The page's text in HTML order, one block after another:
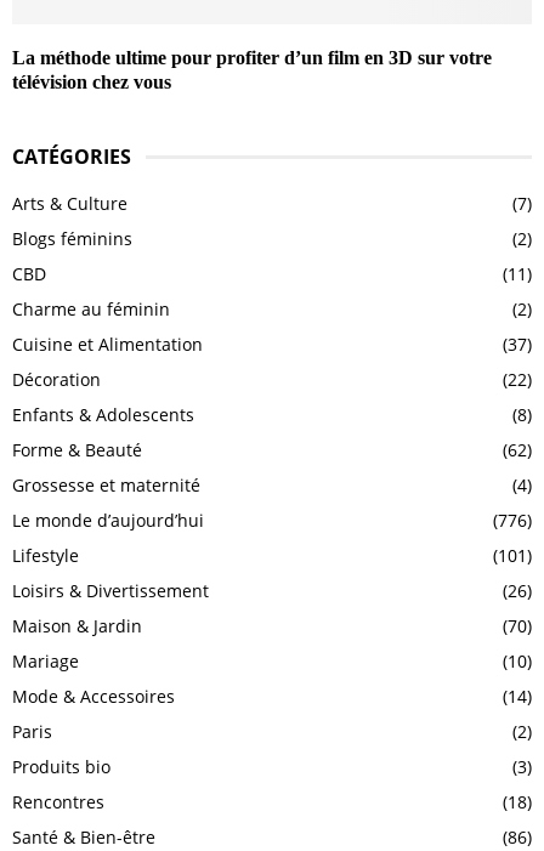
La méthode ultime pour profiter d’un film en 3D sur votre
télévision chez vous
CATÉGORIES
Arts & Culture
(7)
Blogs féminins
(2)
CBD
(11)
Charme au féminin
(2)
Cuisine et Alimentation
(37)
Décoration
(22)
Enfants & Adolescents
(8)
Forme & Beauté
(62)
Grossesse et maternité
(4)
Le monde d’aujourd’hui
(776)
Lifestyle
(101)
Loisirs & Divertissement
(26)
Maison & Jardin
(70)
Mariage
(10)
Mode & Accessoires
(14)
Paris
(2)
Produits bio
(3)
Rencontres
(18)
Santé & Bien-être
(86)